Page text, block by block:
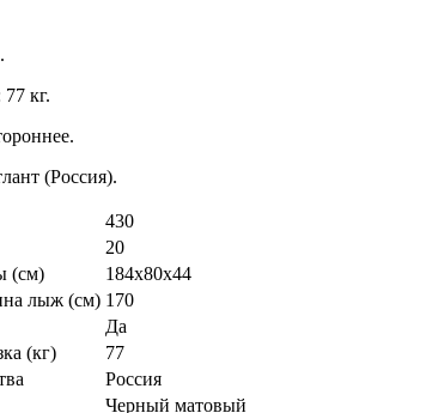
кг.
(Россия).
430
20
(см)
184х80х44
лыж (см) 170
Да
(кг)
77
Россия
Черный матовый